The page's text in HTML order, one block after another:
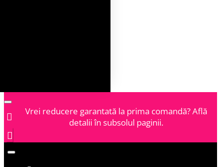
Vrei reducere garantată la prima comandă? Află
detalii în subsolul paginii.